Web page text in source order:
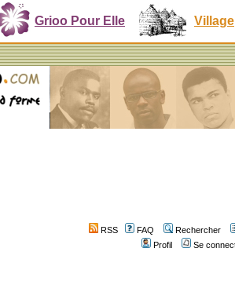
Grioo Pour Elle Village
RSS FAQ
Rechercher
Profil
Se